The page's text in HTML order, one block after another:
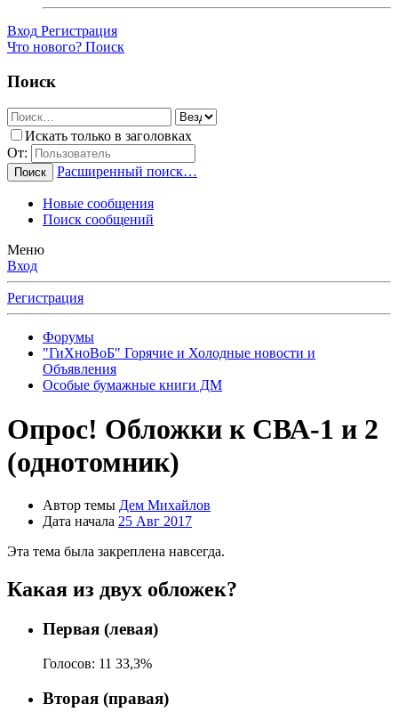
Вход Регистрация
Что нового? Поиск
Поиск
Искать только в заголовках
От:
Поиск Расширенный поиск…
Новые сообщения
Поиск сообщений
Меню
Вход
Регистрация
Форумы
"ГиХноВоБ" Горячие и Холодные новости и
Объявления
Особые бумажные книги ДМ
Опрос! Обложки к СВА-1 и 2
(однотомник)
Автор темы Дем Михайлов
Дата начала 25 Авг 2017
Эта тема была закреплена навсегда.
Какая из двух обложек?
Первая (левая)
Голосов: 11 33,3%
Вторая (правая)